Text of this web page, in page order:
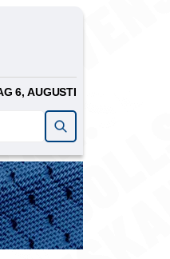
6, AUGUSTI